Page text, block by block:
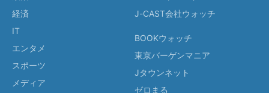
経済
IT
エンタメ
スポーツ
メディア
J-CAST会社ウォッチ
BOOKウォッチ
東京バーゲンマニア
Jタウンネット
ゼロまる